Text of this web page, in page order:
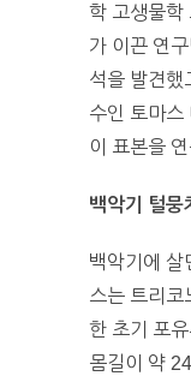
학 고생물학
가 이끈 연
석을 발견했
수인 토마스
이 표본을
백악기 털뭉
백악기에 살
스는 트리코
한 초기 포
몸길이 약